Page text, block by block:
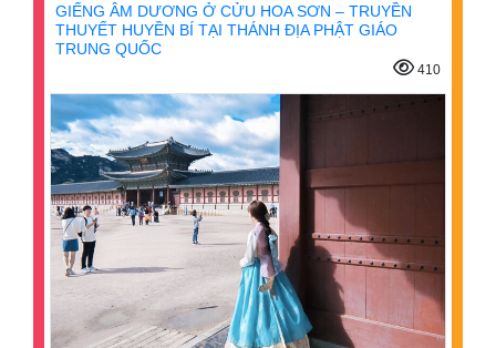
GIẾNG ÂM DƯƠNG Ở CỬU HOA SƠN – TRUYỀN
THUYẾT HUYỀN BÍ TẠI THÁNH ĐỊA PHẬT GIÁO
TRUNG QUỐC
410